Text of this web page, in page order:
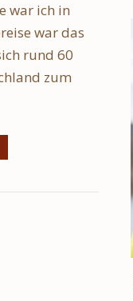
war ich in
war das
rund 60
zum